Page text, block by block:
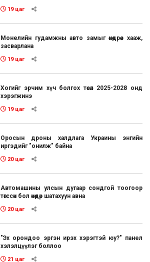
19 цаг
Монелийн гудамжны авто замыг өнөөдрөөс хааж,
засварлана
19 цаг
Хогийг эрчим хүч болгох төсөл 2025-2028 онд
хэрэгжинэ
19 цаг
Оросын дроны халдлага Украины энгийн
иргэдийг "онилж" байна
20 цаг
Автомашины улсын дугаар сондгой тоогоор
төгссөн бол өнөөдөр шатахуун авна
20 цаг
"Эх орондоо эргэн ирэх хэрэгтэй юу?" панел
хэлэлцүүлэг боллоо
21 цаг